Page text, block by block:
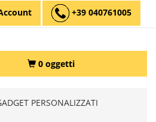
+39 040761005
0 oggetti
PERSONALIZZATI